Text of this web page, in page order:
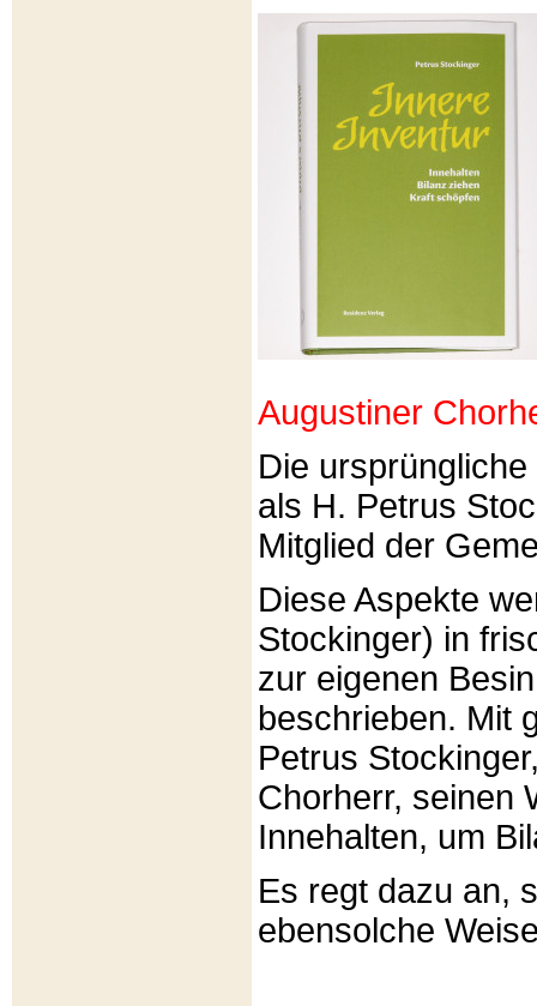
Augustiner
Die
als H. Petrus
Mitglied der
Diese Aspekte
Stockinger) in
zur eigenen
beschrieben. Mit
Petrus
Chorherr, seinen
Innehalten, um
Es regt dazu an,
ebensolche